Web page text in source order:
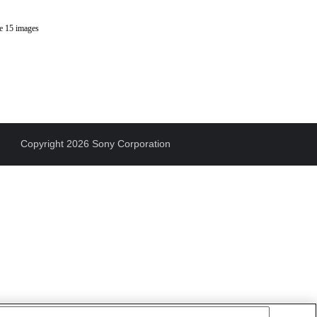
15 images
Copyright 2026 Sony Corporation